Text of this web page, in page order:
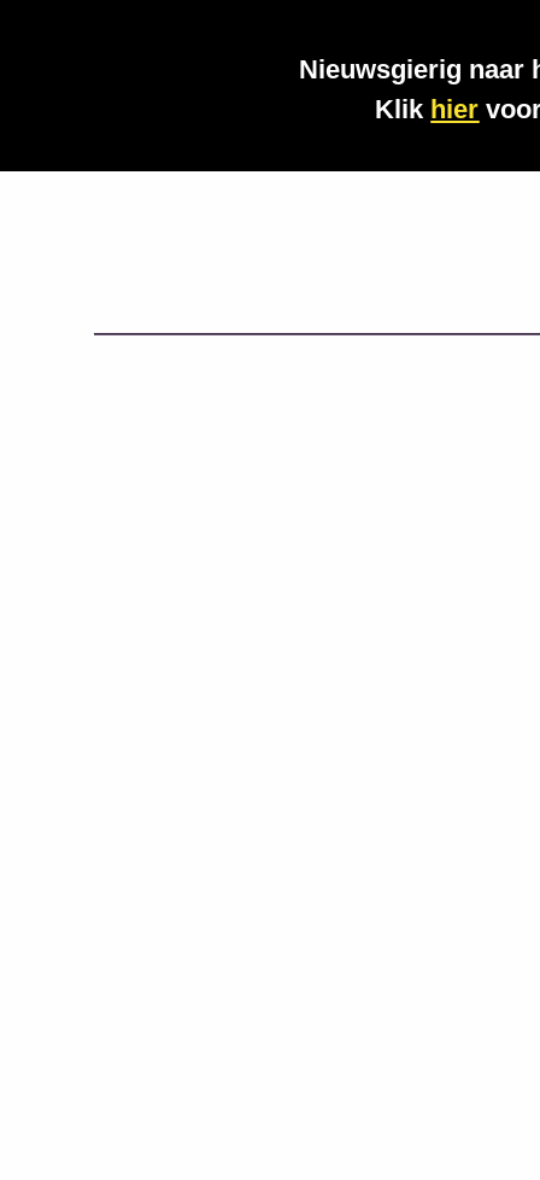
Nieuwsgierig naar
Klik hier